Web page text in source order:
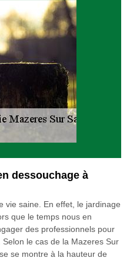
dessouchage à
vie saine. En effet, le jardinage
que le temps nous en
des professionnels pour
le cas de la Mazeres Sur
se montre à la hauteur de